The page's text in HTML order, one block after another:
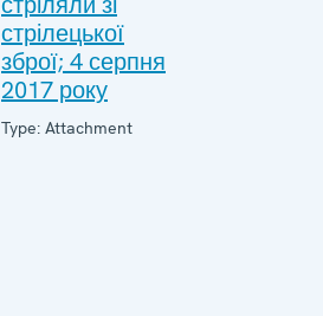
стрілецької
зброї; 4 серпня
2017 року
Type: Attachment